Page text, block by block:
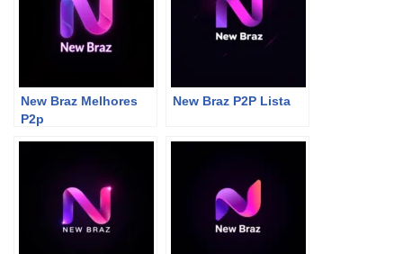
New Braz Melhores
P2p
New Braz P2P Lista